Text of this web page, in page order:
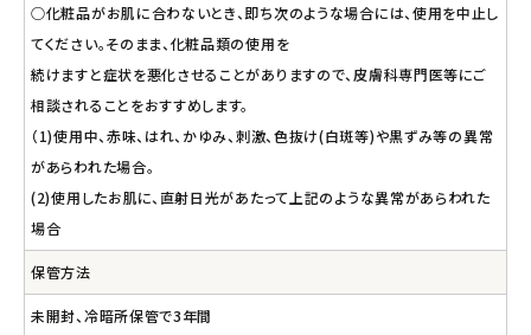
○化粧品がお肌に合わないとき、即ち次のような場合には、使用を中止し
てください。そのまま、化粧品類の使用を
続けますと症状を悪化させることがありますので、皮膚科専門医等にご
相談されることをおすすめします。
（1)使用中、赤味、はれ、かゆみ、刺激、色抜け(白斑等)や黒ずみ等の異常
があらわれた場合。
(2)使用したお肌に、直射日光があたって上記のような異常があらわれた
場合
保管方法
未開封、冷暗所保管で3年間